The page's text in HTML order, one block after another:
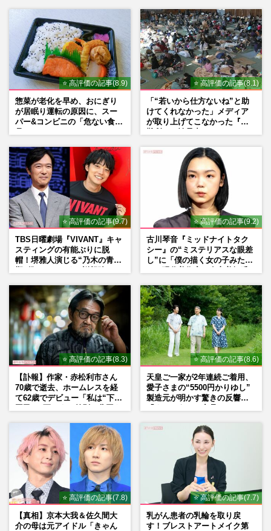
映画『踊る大捜査線』最新予告映像に佐藤
二朗登場のウラで深津絵里の「すみれがい
ない…」奇跡の復活を“望…
週刊女性PRIME 2026/7/14
映画『踊る大捜査線 N.E.W. メトロポリス
を駆け抜けろ！』最新予告に映った佐藤二
郎よりも、“引退状態”だ…
《佐藤二朗・橋本愛ハラスメント騒動》フ
ジ月9ドラマ“制作中止”で「短絡的すぎ
る」現場大混乱、的外れ対…
週刊女性PRIME 2026/7/10
⭐ 高評価の記事(8.9)
惣菜が老化を早め、おにぎり
が居眠り運転の原因に、スー
パー&コンビニの「危ない食
⭐ 高評価の記事(8.1)
「“若いから仕方ないね”と助
けてくれなかった」メディア
が取り上げてこなかった『避
⭐ 高評価の記事(9.7)
TBS日曜劇場『VIVANT』キャ
スティングの有能ぶりに脱
帽！堺雅人演じる“乃木の青年
マン長男・櫻井海音だった
⭐ 高評価の記事(9.2)
古川琴音『ミッドナイトタク
シー』の“ミステリアスな眼差
し”に「僕の描く女の子みた
⭐ 高評価の記事(8.3)
【訃報】作家・赤松利市さん
70歳で逝去、ホームレスを経
て62歳でデビュー「私は“下級
⭐ 高評価の記事(8.6)
天皇ご一家が2年連続ご着用、
愛子さまの“5500円かりゆし”
製造元が明かす驚きの反響
⭐ 高評価の記事(7.8)
【真相】京本大我＆佐久間大
介の母は元アイドル「きゃん
⭐ 高評価の記事(7.7)
乳がん患者の乳輪を取り戻
す！ブレストアートメイク第